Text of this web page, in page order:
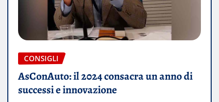
CONSIGLI
AsConAuto: il 2024 consacra un anno di
successi e innovazione